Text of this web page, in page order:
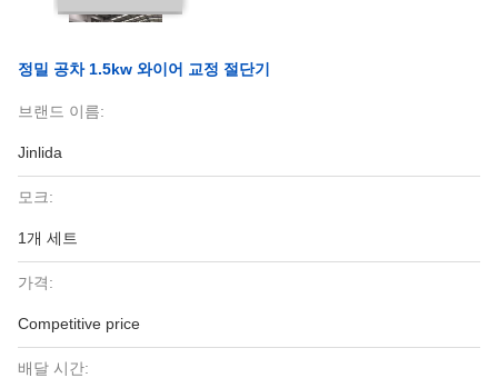
정밀 공차 1.5kw 와이어 교정 절단기
브랜드 이름:
Jinlida
모크:
1개 세트
가격:
Competitive price
배달 시간: